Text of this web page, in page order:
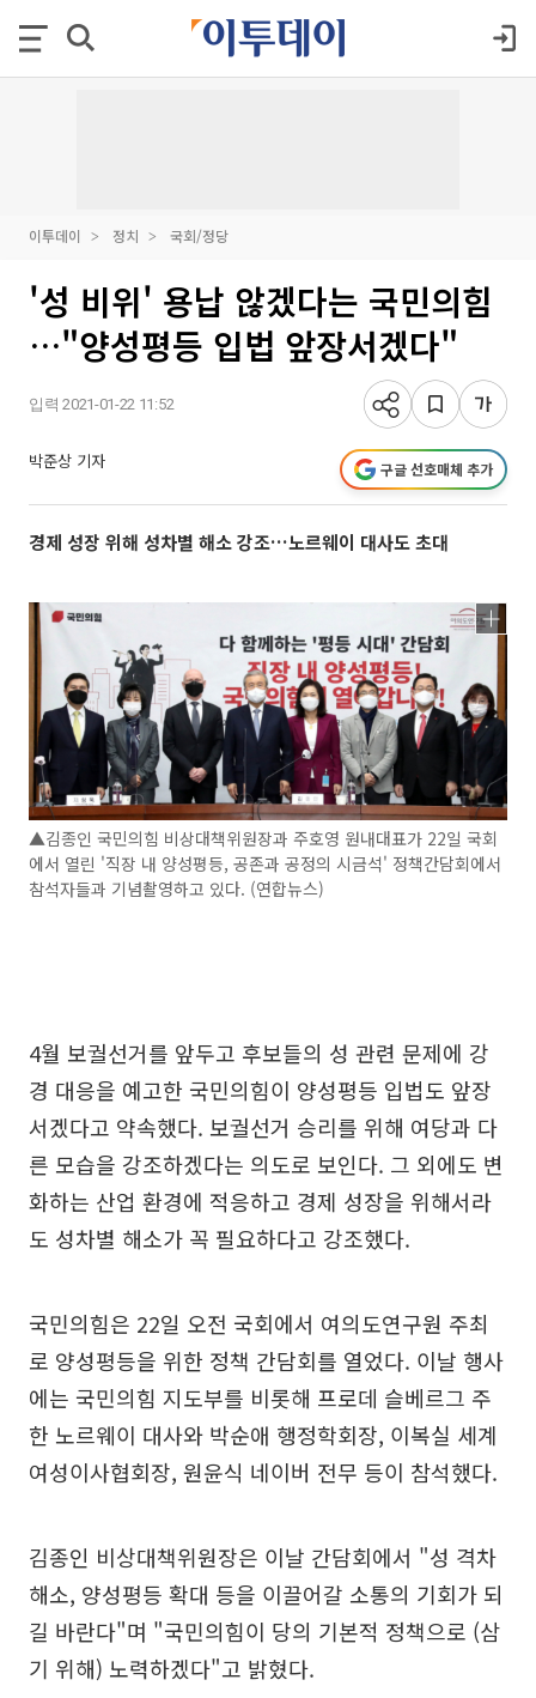
이투데이 정치 국회/정당
'성 비위' 용납 않겠다는 국민의힘
…"양성평등 입법 앞장서겠다"
입력 2021-01-22 11:52
박준상 기자 구글 선호매체 추가
경제 성장 위해 성차별 해소 강조…노르웨이 대사도 초대
▲김종인 국민의힘 비상대책위원장과 주호영 원내대표가 22일 국회
에서 열린 '직장 내 양성평등, 공존과 공정의 시금석' 정책간담회에서
참석자들과 기념촬영하고 있다. (연합뉴스)
4월 보궐선거를 앞두고 후보들의 성 관련 문제에 강
경 대응을 예고한 국민의힘이 양성평등 입법도 앞장
서겠다고 약속했다. 보궐선거 승리를 위해 여당과 다
른 모습을 강조하겠다는 의도로 보인다. 그 외에도 변
화하는 산업 환경에 적응하고 경제 성장을 위해서라
도 성차별 해소가 꼭 필요하다고 강조했다.
국민의힘은 22일 오전 국회에서 여의도연구원 주최
로 양성평등을 위한 정책 간담회를 열었다. 이날 행사
에는 국민의힘 지도부를 비롯해 프로데 슬베르그 주
한 노르웨이 대사와 박순애 행정학회장, 이복실 세계
여성이사협회장, 원윤식 네이버 전무 등이 참석했다.
김종인 비상대책위원장은 이날 간담회에서 "성 격차
해소, 양성평등 확대 등을 이끌어갈 소통의 기회가 되
길 바란다"며 "국민의힘이 당의 기본적 정책으로 (삼
기 위해) 노력하겠다"고 밝혔다.